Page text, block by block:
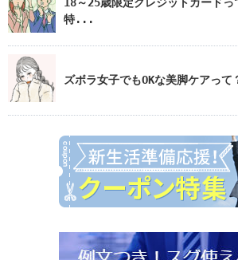
18～25歳限定クレジットカードっ
特...
ズボラ女子でもOKな美脚ケアって